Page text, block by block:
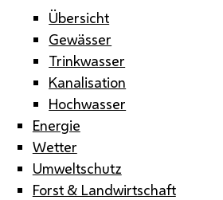
Übersicht
Gewässer
Trinkwasser
Kanalisation
Hochwasser
Energie
Wetter
Umweltschutz
Forst & Landwirtschaft